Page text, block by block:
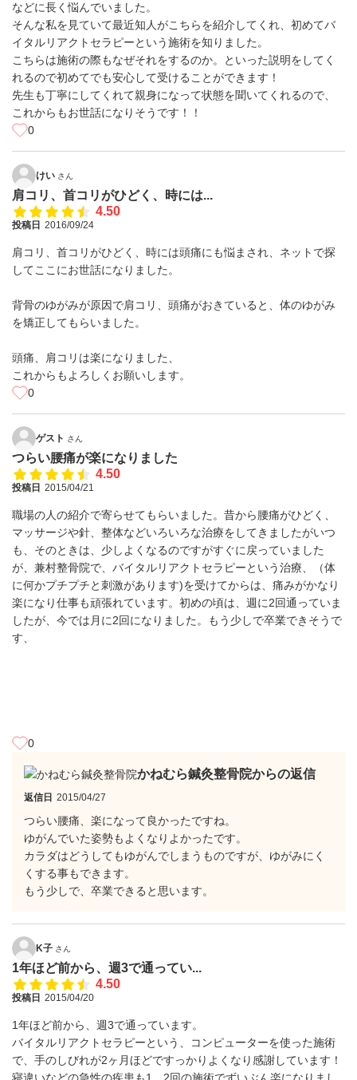
などに長く悩んでいました。
そんな私を見ていて最近知人がこちらを紹介してくれ、初めてバ
イタルリアクトセラピーという施術を知りました。
こちらは施術の際もなぜそれをするのか。といった説明をしてく
れるので初めてでも安心して受けることができます！
先生も丁寧にしてくれて親身になって状態を聞いてくれるので、
これからもお世話になりそうです！！
0
けい さん
肩コリ、首コリがひどく、時には...
4.50
投稿日 2016/09/24
肩コリ、首コリがひどく、時には頭痛にも悩まされ、ネットで探
してここにお世話になりました。
背骨のゆがみが原因で肩コリ、頭痛がおきていると、体のゆがみ
を矯正してもらいました。
頭痛、肩コリは楽になりました、
これからもよろしくお願いします。
0
ゲスト さん
つらい腰痛が楽になりました
4.50
投稿日 2015/04/21
職場の人の紹介で寄らせてもらいました。昔から腰痛がひどく、
マッサージや針、整体などいろいろな治療をしてきましたがいつ
も、そのときは、少しよくなるのですがすぐに戻っていました
が、兼村整骨院で、バイタルリアクトセラピーという治療、（体
に何かプチプチと刺激があります)を受けてからは、痛みがかなり
楽になり仕事も頑張れています。初めの頃は、週に2回通っていま
したが、今では月に2回になりました。もう少しで卒業できそうで
す、
0
かねむら鍼灸整骨院からの返信
返信日 2015/04/27
つらい腰痛、楽になって良かったですね。
ゆがんでいた姿勢もよくなりよかったです。
カラダはどうしてもゆがんでしまうものですが、ゆがみにく
くする事もできます。
もう少しで、卒業できると思います。
K子 さん
1年ほど前から、週3で通ってい...
4.50
投稿日 2015/04/20
1年ほど前から、週3で通っています。
バイタルリアクトセラピーという、コンピューターを使った施術
で、手のしびれが2ヶ月ほどですっかりよくなり感謝しています！